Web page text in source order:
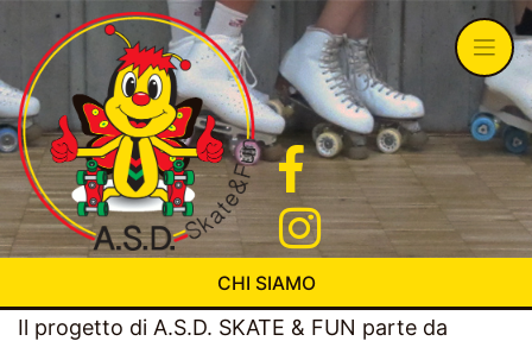
content
CHI SIAMO
Il progetto di A.S.D. SKATE & FUN parte da